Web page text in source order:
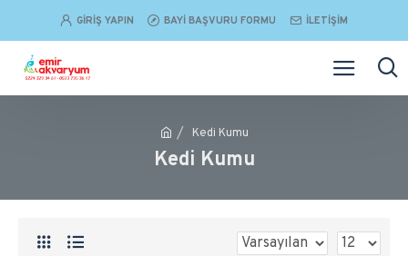
GIRIŞ YAPIN BAYI BAŞVURU FORMU İLETIŞIM
Kedi Kumu
Kedi Kumu